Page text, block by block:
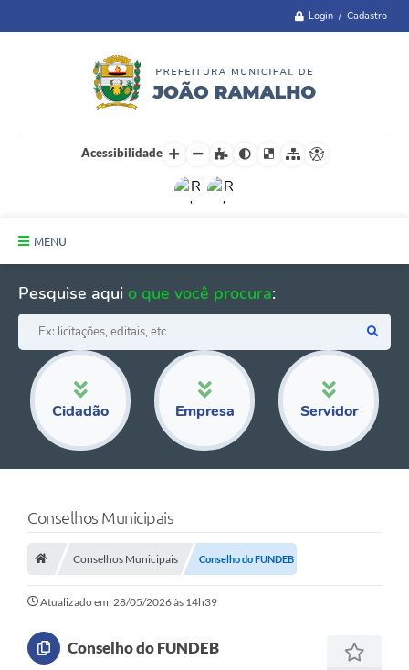
Login / Cadastro
Acessibilidade
MENU
A Cidade
Administração
Telefones Úteis
Educação
Audiências Públicas
Legislação
Pesquise aqui o que você procura:
Cidadão Empresa Servidor
Conselhos Municipais
Conselhos Municipais Conselho do FUNDEB
Atualizado em: 28/05/2026 às 14h39
Conselho do FUNDEB